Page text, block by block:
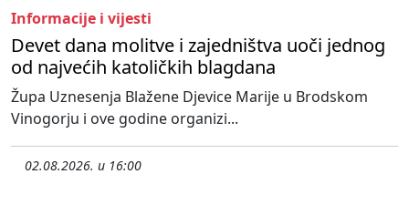
Informacije i vijesti
Devet dana molitve i zajedništva uoči jednog
od najvećih katoličkih blagdana
Župa Uznesenja Blažene Djevice Marije u Brodskom
Vinogorju i ove godine organizi...
02.08.2026. u 16:00